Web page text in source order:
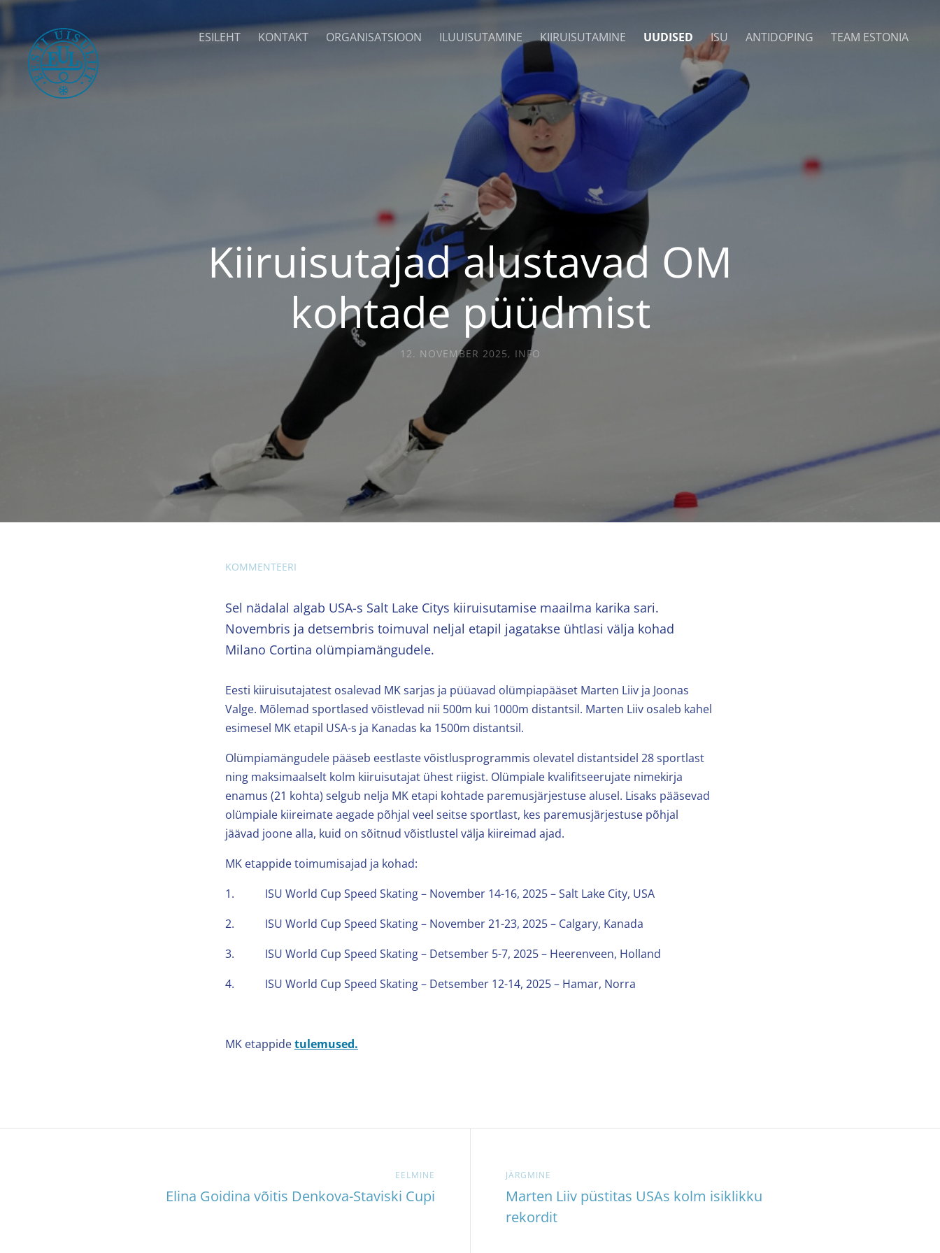
ESILEHT KONTAKT ORGANISATSIOON ILUUISUTAMINE KIIRUISUTAMINE UUDISED ISU ANTIDOPING TEAM ESTONIA
Kiiruisutajad alustavad OM
kohtade püüdmist
12. NOVEMBER 2025, INFO
KOMMENTEERI
Sel nädalal algab USA-s Salt Lake Citys kiiruisutamise maailma karika sari.
Novembris ja detsembris toimuval neljal etapil jagatakse ühtlasi välja kohad
Milano Cortina olümpiamängudele.
Eesti kiiruisutajatest osalevad MK sarjas ja püüavad olümpiapääset Marten Liiv ja Joonas
Valge. Mõlemad sportlased võistlevad nii 500m kui 1000m distantsil. Marten Liiv osaleb kahel
esimesel MK etapil USA-s ja Kanadas ka 1500m distantsil.
Olümpiamängudele pääseb eestlaste võistlusprogrammis olevatel distantsidel 28 sportlast
ning maksimaalselt kolm kiiruisutajat ühest riigist. Olümpiale kvalifitseerujate nimekirja
enamus (21 kohta) selgub nelja MK etapi kohtade paremusjärjestuse alusel. Lisaks pääsevad
olümpiale kiireimate aegade põhjal veel seitse sportlast, kes paremusjärjestuse põhjal
jäävad joone alla, kuid on sõitnud võistlustel välja kiireimad ajad.
MK etappide toimumisajad ja kohad:
1. ISU World Cup Speed Skating – November 14-16, 2025 – Salt Lake City, USA
2. ISU World Cup Speed Skating – November 21-23, 2025 – Calgary, Kanada
3. ISU World Cup Speed Skating – Detsember 5-7, 2025 – Heerenveen, Holland
4. ISU World Cup Speed Skating – Detsember 12-14, 2025 – Hamar, Norra
MK etappidetulemused.
EELMINE
Elina Goidina võitis Denkova-Staviski Cupi
JÄRGMINE
Marten Liiv püstitas USAs kolm isiklikku
rekordit